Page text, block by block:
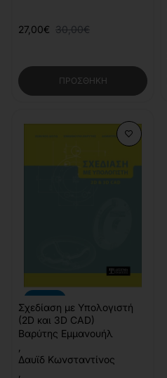
27,00€ 30,00€
ΠΡΟΣΘΉΚΗ
Σχεδίαση με Υπολογιστή
(2D και 3D CAD)
Βαρύτης Εμμανουήλ
Δαυϊδ Κωνσταντίνος